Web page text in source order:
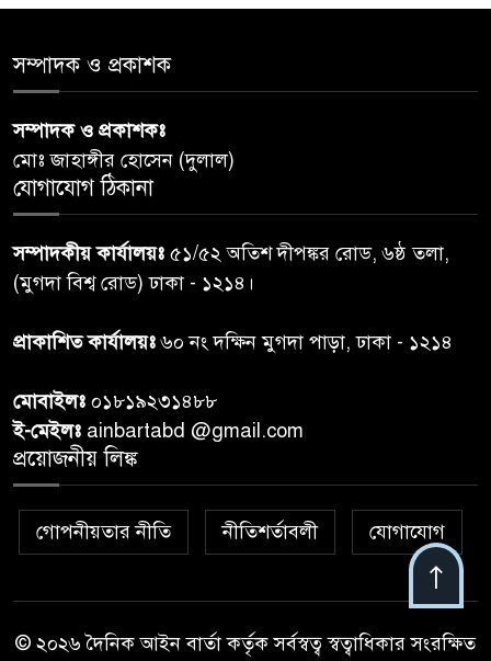
পেশ
৬
তদন্ত শেষ পর্যায়ে, দ্রুত চার্জশিট
৭
রাতের মধ্যে ঢাকাসহ ১০ অঞ্চলে
ঝড়বৃষ্টির পূর্বাভাস
৮
প্রধানমন্ত্রীর সঙ্গে দেখা করে স্বপ্নপূরণ
উপহার
৯
২০ আগস্ট রাষ্ট্রপতি নির্বাচন,
তফসিল প্রকাশ নির্বাচন কমিশনের
১০
সম্পাদক ও প্রকাশক
সম্পাদক ও প্রকাশকঃ
মোঃ জাহাঙ্গীর হোসেন (দুলাল)
যোগাযোগ ঠিকানা
সম্পাদকীয় কার্যালয়ঃ ৫১/৫২ অতিশ দীপঙ্কর রোড, ৬ষ্ঠ তলা,
(মুগদা বিশ্ব রোড) ঢাকা - ১২১৪।
প্রাকাশিত কার্যালয়ঃ৬০ নং দক্ষিন মুগদা পাড়া, ঢাকা - ১২১৪
মোবাইলঃ ০১৮১৯২৩১৪৮৮
ই-মেইলঃ ainbartabd @gmail.com
প্রয়োজনীয় লিঙ্ক
গোপনীয়তার নীতি নীতিশর্তাবলী যোগাযোগ
© ২০২৬ দৈনিক আইন বার্তা কর্তৃক সর্বস্বত্ব স্বত্বাধিকার সংরক্ষিত